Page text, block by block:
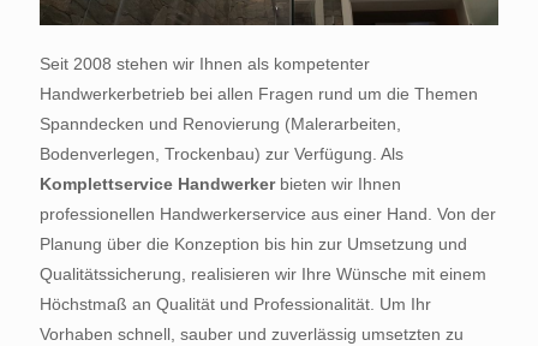
Seit 2008 stehen wir Ihnen als kompetenter
Handwerkerbetrieb bei allen Fragen rund um die Themen
Spanndecken und Renovierung (Malerarbeiten,
Bodenverlegen, Trockenbau) zur Verfügung. Als
Komplettservice Handwerkerbieten wir Ihnen
professionellen Handwerkerservice aus einer Hand. Von der
Planung über die Konzeption bis hin zur Umsetzung und
Qualitätssicherung, realisieren wir Ihre Wünsche mit einem
Höchstmaß an Qualität und Professionalität. Um Ihr
Vorhaben schnell, sauber und zuverlässig umsetzten zu